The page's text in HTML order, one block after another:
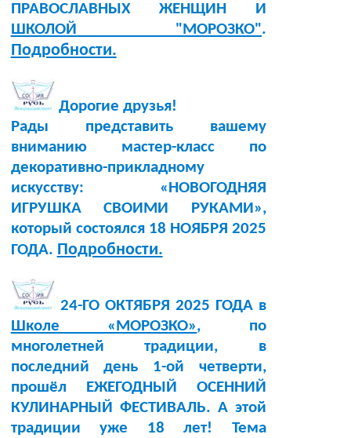
ПРАВОСЛАВНЫХ ЖЕНЩИН И
ШКОЛОЙ "МОРОЗКО".
Подробности.
Дорогие друзья!
Рады представить вашему
вниманию мастер-класс по
декоративно-прикладному
искусству: «НОВОГОДНЯЯ
ИГРУШКА СВОИМИ РУКАМИ»,
который состоялся 18 НОЯБРЯ 2025
ГОДА. Подробности.
24-ГО ОКТЯБРЯ 2025 ГОДА в
Школе «МОРОЗКО», по
многолетней традиции, в
последний день 1-ой четверти,
прошёл ЕЖЕГОДНЫЙ ОСЕННИЙ
КУЛИНАРНЫЙ ФЕСТИВАЛЬ. А этой
традиции уже 18 лет! Тема